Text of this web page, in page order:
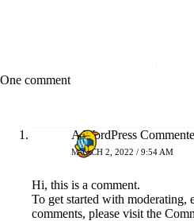
One comment
A WordPress
MARCH 2, 2022 / 9:54 AM
Hi, this is a comment.
To get started with moderating,
comments, please visit the